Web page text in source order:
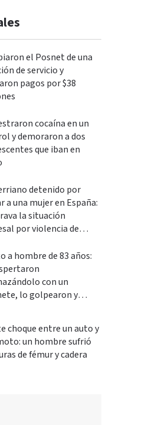
el Posnet de una
de servicio y
pagos por $38
cocaína en un
y demoraron a dos
que iban en
detenido por
a una mujer en España:
la situación
por violencia de
a hombre de 83 años:
con un
lo golpearon y
choque entre un auto y
un hombre sufrió
de fémur y cadera